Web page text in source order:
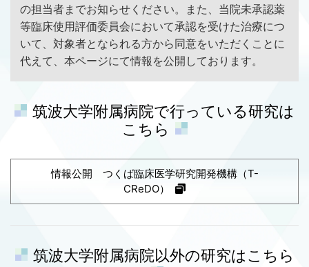
の担当者までお知らせください。また、当院未承認薬
等臨床使用評価委員会において承認を受けた治療につ
いて、対象者となられる方から同意をいただくことに
代えて、本ページにて情報を公開しております。
筑波大学附属病院で行っている研究は
こちら
情報公開 つくば臨床医学研究開発機構（T-
CReDO）
筑波大学附属病院以外の研究はこちら